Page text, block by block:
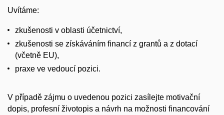
Uvítáme:
zkušenosti v oblasti účetnictví,
zkušenosti se získáváním financí z grantů a z dotací
(včetně EU),
praxe ve vedoucí pozici.
V případě zájmu o uvedenou pozici zasílejte motivační
dopis, profesní životopis a návrh na možnosti financování